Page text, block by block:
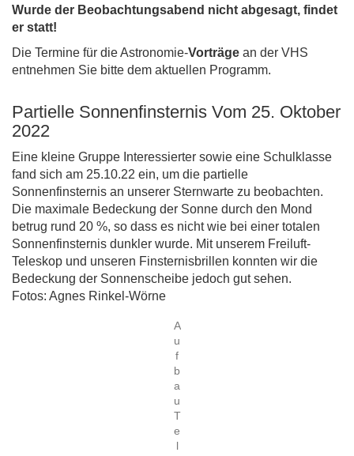
Wurde der Beobachtungsabend nicht abgesagt, findet
er statt!
Die Termine für die Astronomie-Vorträge an der VHS
entnehmen Sie bitte dem aktuellen Programm.
Partielle Sonnenfinsternis Vom 25. Oktober
2022
Eine kleine Gruppe Interessierter sowie eine Schulklasse
fand sich am 25.10.22 ein, um die partielle
Sonnenfinsternis an unserer Sternwarte zu beobachten.
Die maximale Bedeckung der Sonne durch den Mond
betrug rund 20 %, so dass es nicht wie bei einer totalen
Sonnenfinsternis dunkler wurde. Mit unserem Freiluft-
Teleskop und unseren Finsternisbrillen konnten wir die
Bedeckung der Sonnenscheibe jedoch gut sehen.
Fotos: Agnes Rinkel-Wörne
A
u
f
b
a
u
T
e
l